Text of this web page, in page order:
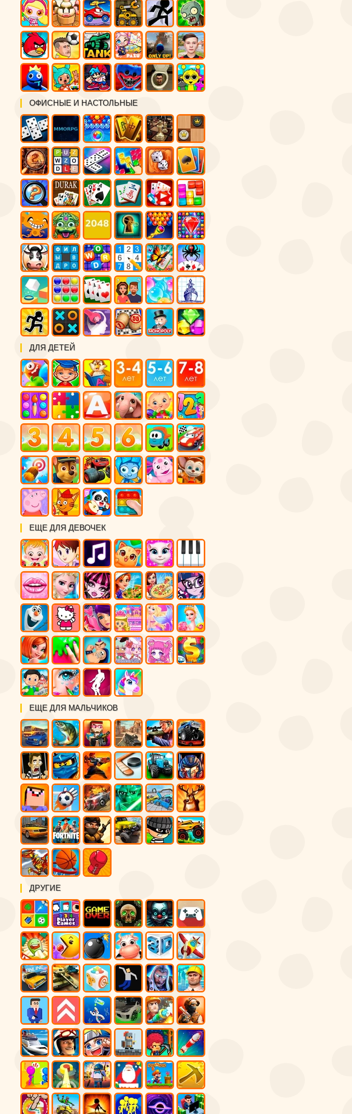
ОФИСНЫЕ И НАСТОЛЬНЫЕ
ДЛЯ ДЕТЕЙ
ЕЩЕ ДЛЯ ДЕВОЧЕК
ЕЩЕ ДЛЯ МАЛЬЧИКОВ
ДРУГИЕ